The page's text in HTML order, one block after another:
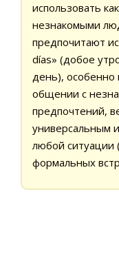
использовать
незнакомыми
предпочитают
días» (добое
день), особенно
общении с
предпочтений,
универсальным
любой ситуации
формальных